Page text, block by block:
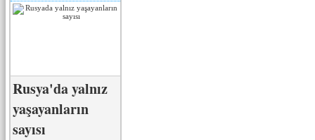
Rusya'da yalnız
yaşayanların
sayısı